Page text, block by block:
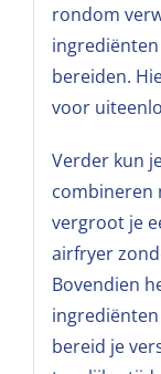
rondom
bereiden.
voor
Verder kun
combineren
vergroot je
airfryer
Bovendien
bereid je